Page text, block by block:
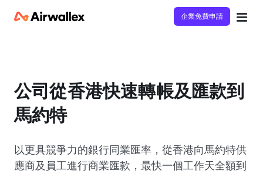
企業免費申請
公司從香港快速轉帳及匯款到
馬約特
以更具競爭力的銀行同業匯率，從香港向馬約特供
應商及員工進行商業匯款，最快一個工作天全額到